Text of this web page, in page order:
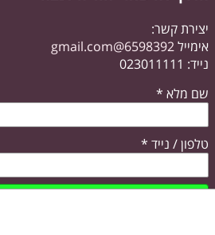
יצירת קשר:
אימייל6598392@gmail.com
נייד: 023011111
שם מלא *
טלפון / נייד *